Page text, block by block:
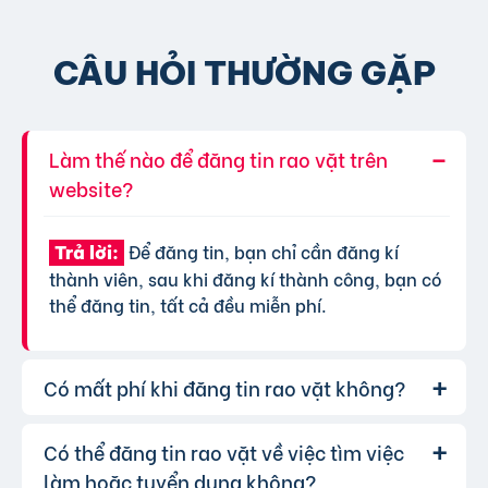
CÂU HỎI THƯỜNG GẶP
Làm thế nào để đăng tin rao vặt trên
website?
Trả lời: Để đăng tin, bạn chỉ cần đăng kí
thành viên, sau khi đăng kí thành công, bạn có
thể đăng tin, tất cả đều miễn phí.
Có mất phí khi đăng tin rao vặt không?
Trả lời: Chúng tôi cung cấp gói đăng tin miễn
phí cơ bản cho tất cả người dùng. Tuy nhiên, để
Có thể đăng tin rao vặt về việc tìm việc
làm hoặc tuyển dụng không?